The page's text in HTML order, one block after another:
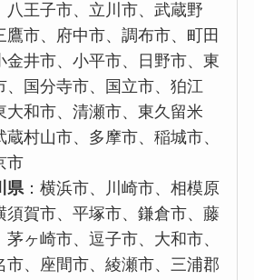
八王子市、立川市、武蔵野
鷹市、府中市、調布市、町田
金井市、小平市、日野市、東
、国分寺市、国立市、狛江
大和市、清瀬市、東久留米
蔵村山市、多摩市、稲城市、
市
県：横浜市、川崎市、相模原
須賀市、平塚市、鎌倉市、藤
茅ヶ崎市、逗子市、大和市、
市、座間市、綾瀬市、三浦郡